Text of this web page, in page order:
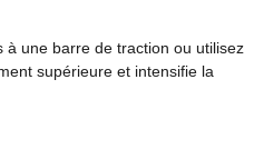
à une barre de traction ou utilisez
supérieure et intensifie la